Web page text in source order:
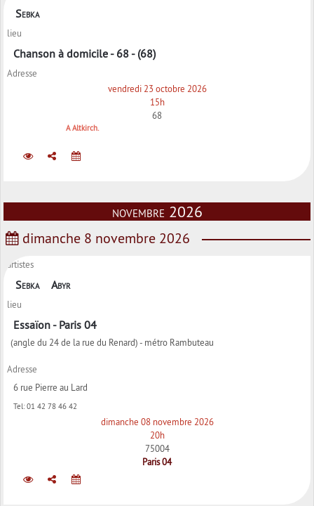
Sebka
lieu
Chanson à domicile - 68 - (68)
Adresse
vendredi 23 octobre 2026
15h
68
A Altkirch.
novembre 2026
dimanche 8 novembre 2026
artistes
Sebka Abyr
lieu
Essaïon - Paris 04
(angle du 24 de la rue du Renard) - métro Rambuteau
Adresse
6 rue Pierre au Lard
Tel: 01 42 78 46 42
dimanche 08 novembre 2026
20h
75004
Paris 04